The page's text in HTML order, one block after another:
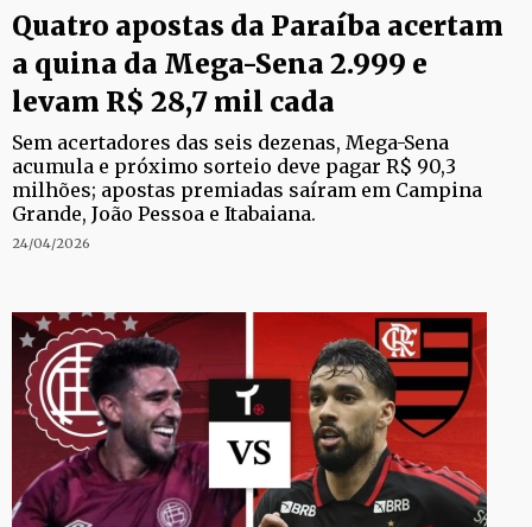
Quatro apostas da Paraíba acertam
a quina da Mega-Sena 2.999 e
levam R$ 28,7 mil cada
Sem acertadores das seis dezenas, Mega-Sena
acumula e próximo sorteio deve pagar R$ 90,3
milhões; apostas premiadas saíram em Campina
Grande, João Pessoa e Itabaiana.
24/04/2026